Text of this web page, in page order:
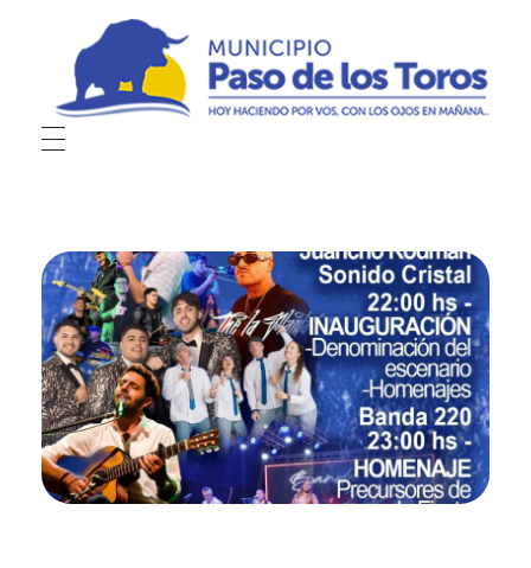
Municipio de Paso de los Toros
Hoy haciendo para vos, con los ojos en mañana